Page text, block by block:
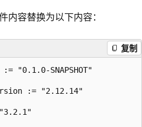
内容替换为以下内容：
复制
"0.1.0-SNAPSHOT"
:= "2.12.14"